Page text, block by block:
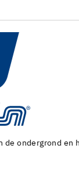
Machines en
van de